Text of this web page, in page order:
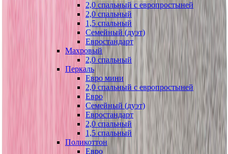
2,0 спальный с европростыней
2,0 спальный
1,5 спальный
Семейный (дуэт)
Евростандарт
Махровый
2,0 спальный
Перкаль
Евро мини
2,0 спальный с европростыней
Евро
Семейный (дуэт)
Евростандарт
2,0 спальный
1,5 спальный
Поликоттон
Евро